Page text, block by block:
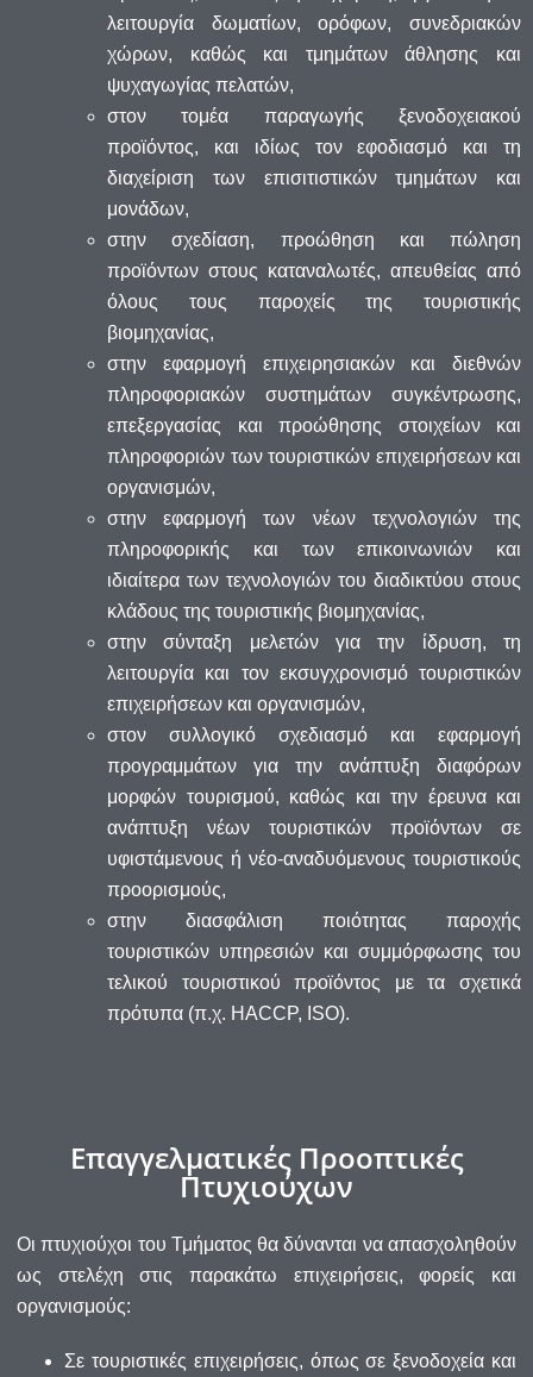
λειτουργία δωματίων, ορόφων, συνεδριακών
χώρων, καθώς και τμημάτων άθλησης και
ψυχαγωγίας πελατών,
στον τομέα παραγωγής ξενοδοχειακού
προϊόντος, και ιδίως τον εφοδιασμό και τη
διαχείριση των επισιτιστικών τμημάτων και
μονάδων,
στην σχεδίαση, προώθηση και πώληση
προϊόντων στους καταναλωτές, απευθείας από
όλους τους παροχείς της τουριστικής
βιομηχανίας,
στην εφαρμογή επιχειρησιακών και διεθνών
πληροφοριακών συστημάτων συγκέντρωσης,
επεξεργασίας και προώθησης στοιχείων και
πληροφοριών των τουριστικών επιχειρήσεων και
οργανισμών,
στην εφαρμογή των νέων τεχνολογιών της
πληροφορικής και των επικοινωνιών και
ιδιαίτερα των τεχνολογιών του διαδικτύου στους
κλάδους της τουριστικής βιομηχανίας,
στην σύνταξη μελετών για την ίδρυση, τη
λειτουργία και τον εκσυγχρονισμό τουριστικών
επιχειρήσεων και οργανισμών,
στον συλλογικό σχεδιασμό και εφαρμογή
προγραμμάτων για την ανάπτυξη διαφόρων
μορφών τουρισμού, καθώς και την έρευνα και
ανάπτυξη νέων τουριστικών προϊόντων σε
υφιστάμενους ή νέο-αναδυόμενους τουριστικούς
προορισμούς,
στην διασφάλιση ποιότητας παροχής
τουριστικών υπηρεσιών και συμμόρφωσης του
τελικού τουριστικού προϊόντος με τα σχετικά
πρότυπα (π.χ. HACCP, ISO).
Επαγγελματικές Προοπτικές
Πτυχιούχων
Οι πτυχιούχοι του Τμήματος θα δύνανται να απασχοληθούν
ως στελέχη στις παρακάτω επιχειρήσεις, φορείς και
οργανισμούς:
Σε τουριστικές επιχειρήσεις, όπως σε ξενοδοχεία και